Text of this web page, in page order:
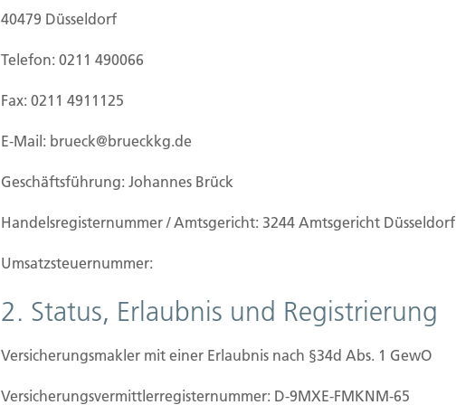
Immobilien Vers. Kontakt
40479 Düsseldorf
Telefon: 0211 490066
Fax: 0211 4911125
E-Mail: brueck@brueckkg.de
Geschäftsführung: Johannes Brück
Handels­registernummer / Amtsgericht: 3244 Amtsgericht Düsseldorf
Umsatzsteuer­nummer:
2. Status, Erlaubnis und Registrierung
Versicherungsmakler mit einer Erlaubnis nach §34d Abs. 1 GewO
Versicherungs­vermittler­registernummer: D-9MXE-FMKNM-65